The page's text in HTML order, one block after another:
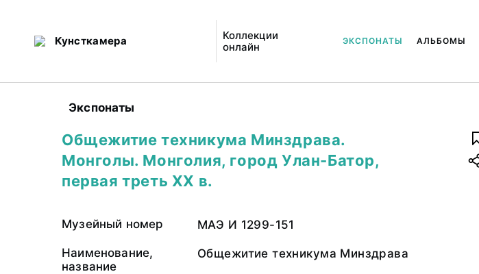
Кунсткамера
Коллекции
онлайн
ЭКСПОНАТЫ АЛЬБОМЫ
Экспонаты
Общежитие техникума Минздрава.
Монголы. Монголия, город Улан-Батор,
первая треть ХХ в.
Музейный номер МАЭ И 1299-151
Наименование,
название
Общежитие техникума Минздрава